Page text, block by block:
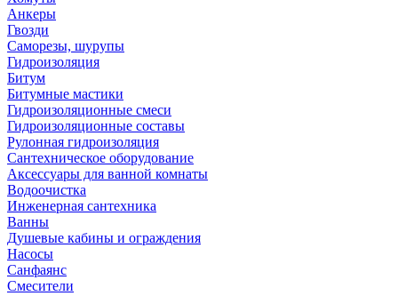
Анкеры
Гвозди
Саморезы, шурупы
Гидроизоляция
Битум
Битумные мастики
Гидроизоляционные смеси
Гидроизоляционные составы
Рулонная гидроизоляция
Сантехническое оборудование
Аксессуары для ванной комнаты
Водоочистка
Инженерная сантехника
Ванны
Душевые кабины и ограждения
Насосы
Санфаянс
Смесители